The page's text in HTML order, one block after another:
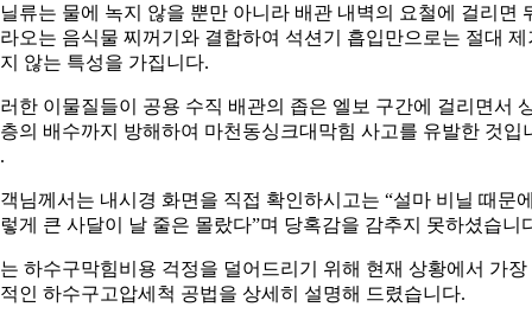
류는 물에 녹지 않을 뿐만 아니라 배관 내벽의 요철에 걸리면
오는 음식물 찌꺼기와 결합하여 석션기 흡입만으로는 절대 제
않는 특성을 가집니다.
한 이물질들이 공용 수직 배관의 좁은 엘보 구간에 걸리면서
의 배수까지 방해하여 마천동싱크대막힘 사고를 유발한 것입
님께서는 내시경 화면을 직접 확인하시고는 “설마 비닐 때문
게 큰 사달이 날 줄은 몰랐다”며 당혹감을 감추지 못하셨습니
하수구막힘비용 걱정을 덜어드리기 위해 현재 상황에서 가장
인 하수구고압세척 공법을 상세히 설명해 드렸습니다.